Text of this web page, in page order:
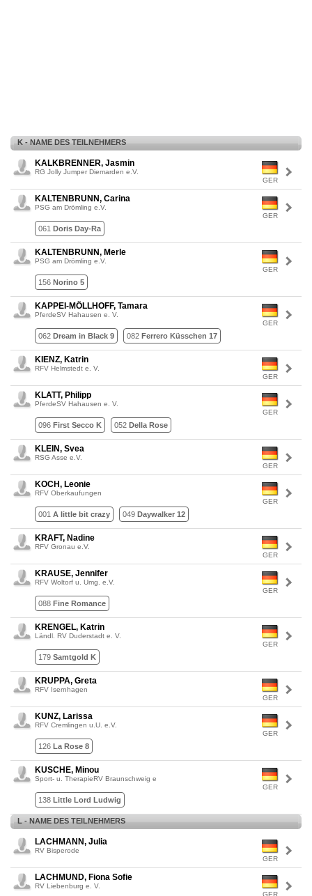
K - NAME DES TEILNEHMERS
GER
KALKBRENNER, Jasmin
RG Jolly Jumper Diemarden e.V.
GER
KALTENBRUNN, Carina
PSG am Drömling e.V.
061 Doris Day-Ra
GER
KALTENBRUNN, Merle
PSG am Drömling e.V.
156 Norino 5
GER
KAPPEI-MÖLLHOFF, Tamara
PferdeSV Hahausen e. V.
062 Dream in Black 9 082 Ferrero Küsschen 17
GER
KIENZ, Katrin
RFV Helmstedt e. V.
GER
KLATT, Philipp
PferdeSV Hahausen e. V.
096 First Secco K 052 Della Rose
GER
KLEIN, Svea
RSG Asse e.V.
GER
KOCH, Leonie
RFV Oberkaufungen
001 A little bit crazy 049 Daywalker 12
GER
KRAFT, Nadine
RFV Gronau e.V.
GER
KRAUSE, Jennifer
RFV Woltorf u. Umg. e.V.
088 Fine Romance
GER
KRENGEL, Katrin
Ländl. RV Duderstadt e. V.
179 Samtgold K
GER
KRUPPA, Greta
RFV Isernhagen
GER
KUNZ, Larissa
RFV Cremlingen u.U. e.V.
126 La Rose 8
GER
KUSCHE, Minou
Sport- u. TherapieRV Braunschweig e
138 Little Lord Ludwig
L - NAME DES TEILNEHMERS
GER
LACHMANN, Julia
RV Bisperode
GER
LACHMUND, Fiona Sofie
RV Liebenburg e. V.